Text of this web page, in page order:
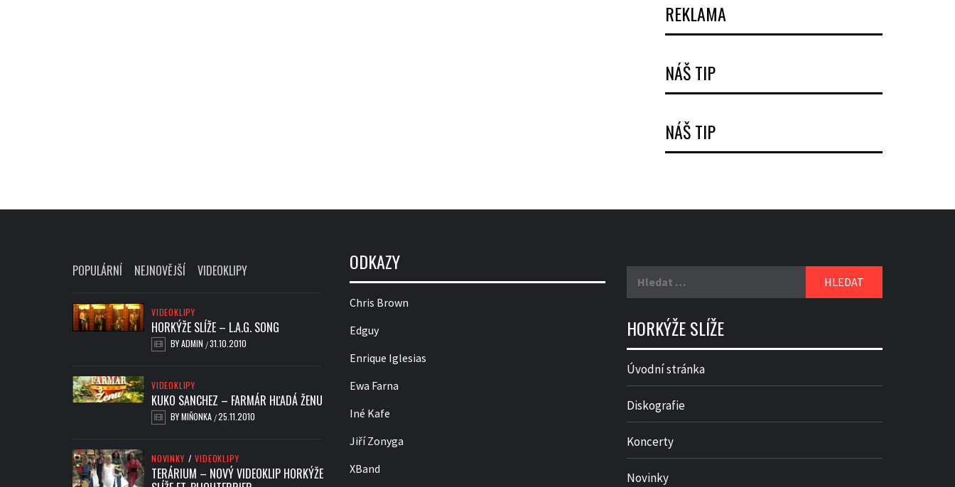
REKLAMA
NÁŠ TIP
NÁŠ TIP
POPULÁRNÍ NEJNOVĚJŠÍ VIDEOKLIPY
VIDEOKLIPY
HORKÝŽE SLÍŽE – L.A.G. SONG
BYADMIN /31.10.2010
VIDEOKLIPY
KUKO SANCHEZ – FARMÁR HĽADÁ ŽENU
BYMIŇONKA /25.11.2010
NOVINKY / VIDEOKLIPY
TERÁRIUM – NOVÝ VIDEOKLIP HORKÝŽE
ODKAZY
Chris Brown
Edguy
Enrique Iglesias
Ewa Farna
Iné Kafe
Jiří Zonyga
XBand
HORKÝŽE SLÍŽE
Úvodní stránka
Diskografie
Koncerty
Novinky